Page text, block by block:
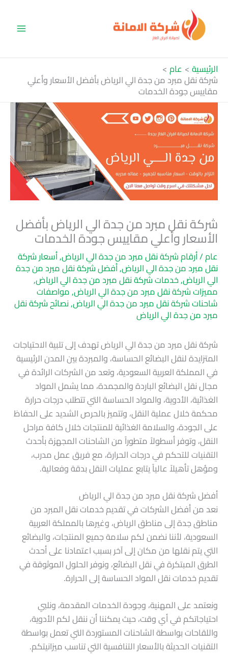
المحتوى
الرئيسية عام
شركة نقل مبرد من جدة الي الرياض بأفضل الأسعار وأعلي
مقاييس جودة الخدمات
شركة نقل مبرد من جدة الي الرياض بأفضل
الأسعار وأعلي مقاييس جودة الخدمات
عام/أرقام شركة نقل مبرد من جدة الي الرياض,أسعار شركة
نقل مبرد من جدة الي الرياض,أفضل شركة نقل مبرد من جدة
الي الرياض,خدمات شركة نقل مبرد من جدة الي الرياض,
مميزات شركة نقل مبرد من جدة الي الرياض,مواصفات
شاحنات شركة نقل مبرد من جدة الي الرياض,نصائح شركة نقل
مبرد من جدة الي الرياض
شركة نقل مبرد من جدة الي الرياض تهدف إلى تلبية الاحتياجات
المتزايدة لنقل البضائع الحساسة، والمبردة بين المدن الرئيسية
في المملكة العربية السعودية، وتعد من الشركات الرائدة في
مجال نقل البضائع الباردة والمجمدة، مما يشمل المواد
الغذائية، الأدوية، والمواد الحساسة التي تتطلب درجات حرارة
محكمة خلال عملية النقل، وتتميز بالحرص الشديد على الحفاظ
على الجودة، والسلامة الغذائية للمنتجات خلال كافة مراحل
النقل، وتوفر أسطولاً متطوراً من الشاحنات المجهزة بأحدث
التقنيات للتحكم في درجات الحرارة، مع فريق عمل مدرب،
ومؤهل تأهيلاً عالياً يتابع عمليات النقل بدقة وفعالية.
أفضل شركة نقل مبرد من جدة الي الرياض
نعد من أفضل الشركات في تقديم خدمات نقل المبرد من
مناطق جدة إلى مناطق الرياض، وغيرها بالمملكة العربية
السعودية، لأننا نضمن لكم سلامة جميع المنتجات، والبضائع
التي يتم نقلها من مكان إلى آخر بسبب اعتمادنا على أحدث
الطرق المبتكرة في نقل البضائع، ونوفر الحلول الموثوقة في
تقديم خدمات نقل المواد الحساسة إلى الحرارة.
ونعتمد على المهنية، وجودة الخدمات المقدمة، ونلبي
احتياجاتكم في أي وقت، حيث يمكننا أن ننقل لكم الأدوية،
واللقاحات بواسطة الشاحنات المستوردة التي تعمل بواسطة
التقنيات الحديثة بالأسعار التنافسية التي تناسب ميزانيتكم.